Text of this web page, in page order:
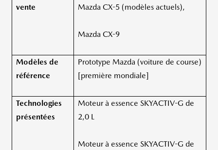
vente
Mazda CX-5 (modèles actuels),
Mazda CX-9
Modèles de
référence
Prototype Mazda (voiture de course)
[première mondiale]
Technologies
présentées
Moteur à essence SKYACTIV-G de
2,0 L
Moteur à essence SKYACTIV-G de